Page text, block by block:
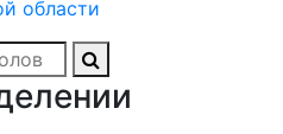
области